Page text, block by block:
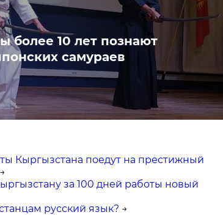
более 10 лет познают
самураев
Кыргызстана поедут на престижный
→
за 100 дней работы новый
русский язык? →